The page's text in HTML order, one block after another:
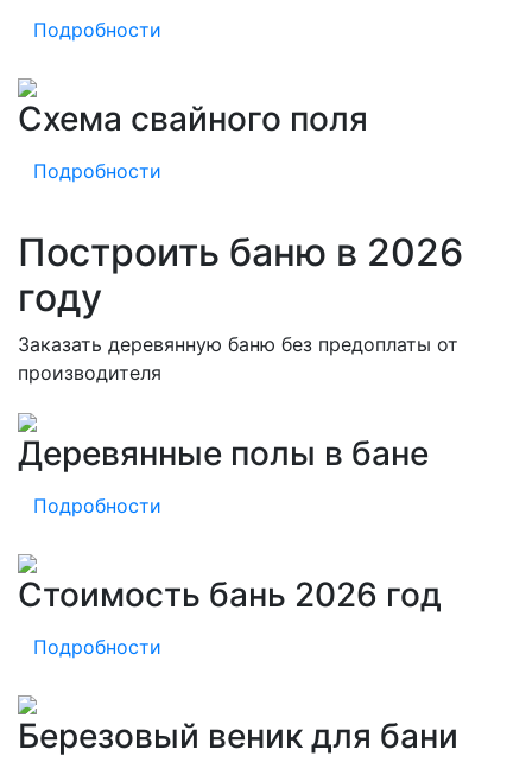
Подробности
Схема свайного поля
Подробности
Построить баню в 2026
году
Заказать деревянную баню без предоплаты от
производителя
Деревянные полы в бане
Подробности
Стоимость бань 2026 год
Подробности
Березовый веник для бани